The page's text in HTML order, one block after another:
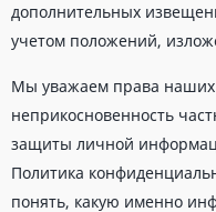
дополнительных
учетом положений,
Мы уважаем права наших
неприкосновенность
защиты личной
Политика
понять, какую именно